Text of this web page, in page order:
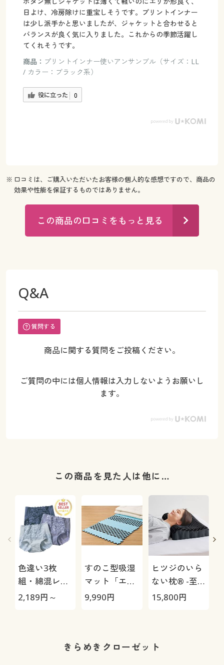
日よけ、冷房除けに重宝しそうです。プリントインナー
は少し派手かと思いましたが、ジャケットと合わせると
バランスが良く気に入りました。これからの季節活躍し
てくれそうです。
商品： プリントインナー使いアンサンブル（サイズ：LL
/ カラー：ブラック系）
役に立った 0
※ 口コミは、ご購入いただいたお客様の個人的な感想ですので、商品の
効果や性能を保証するものではありません。
この商品の口コミをもっと見る
Q&A
質問する
商品に関する質問をご投稿ください。
ご質問の中には個人情報は入力しないようお願いし
ます。
この商品を見た人は他に…
色違い3枚
組・綿混レー
シィショーツ
2,189円～
すのこ型吸湿
マット「エア
ージョブ®」
9,990円
ヒツジのいら
ない枕® -至
極-
15,800円
きらめきクローゼット